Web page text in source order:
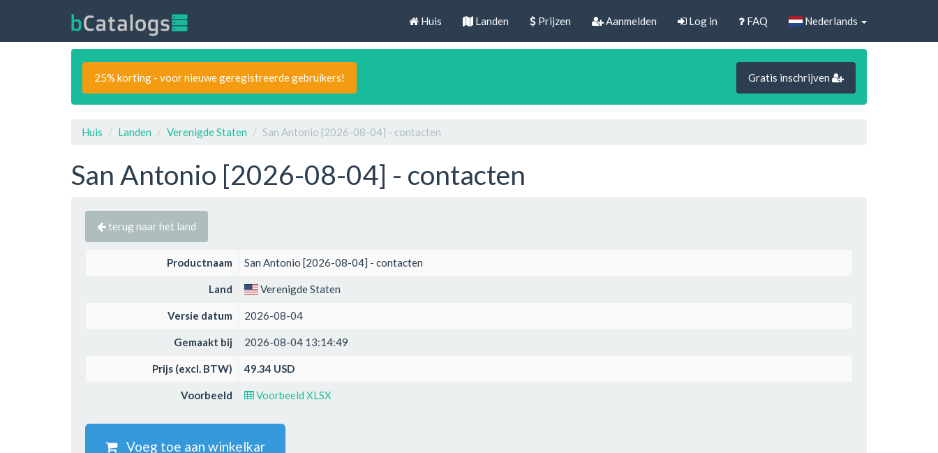
Huis Landen Prijzen Aanmelden Log in FAQ Nederlands
25% korting - voor nieuwe geregistreerde gebruikers! Gratis inschrijven
Huis Landen Verenigde Staten San Antonio [2026-08-04] - contacten
San Antonio [2026-08-04] - contacten
terug naar het land
Productnaam San Antonio [2026-08-04] - contacten
Land Verenigde Staten
Versie datum 2026-08-04
Gemaakt bij 2026-08-04 13:14:49
Prijs (excl. BTW) 49.34 USD
Voorbeeld Voorbeeld XLSX
Voeg toe aan winkelkar